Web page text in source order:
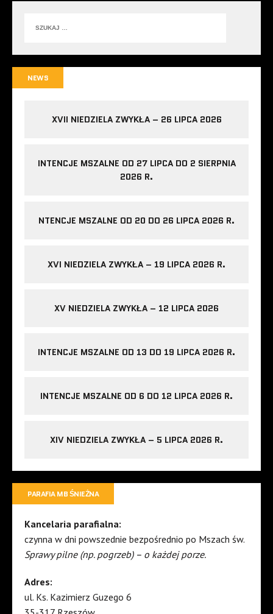
NEWS
XVII NIEDZIELA ZWYKŁA – 26 LIPCA 2026
INTENCJE MSZALNE OD 27 LIPCA DO 2 SIERPNIA
2026 R.
NTENCJE MSZALNE OD 20 DO 26 LIPCA 2026 R.
XVI NIEDZIELA ZWYKŁA – 19 LIPCA 2026 R.
XV NIEDZIELA ZWYKŁA – 12 LIPCA 2026
INTENCJE MSZALNE OD 13 DO 19 LIPCA 2026 R.
INTENCJE MSZALNE OD 6 DO 12 LIPCA 2026 R.
XIV NIEDZIELA ZWYKŁA – 5 LIPCA 2026 R.
PARAFIA MB ŚNIEŻNA
Kancelaria parafialna:
czynna w dni powszednie bezpośrednio po Mszach św.
Sprawy pilne (np. pogrzeb) – o każdej porze.
Adres:
ul. Ks. Kazimierz Guzego 6